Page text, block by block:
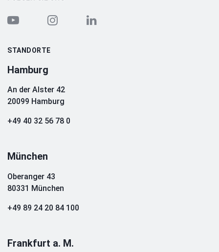
STANDORTE
Hamburg
An der Alster 42
20099 Hamburg
+49 40 32 56 78 0
München
Oberanger 43
80331 München
+49 89 24 20 84 100
Frankfurt a. M.